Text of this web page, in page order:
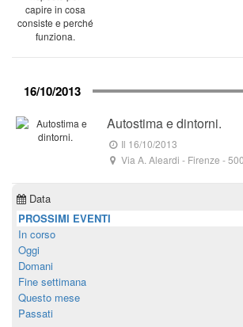
16/10/2013
Autostima e dintorni.
Il 16/10/2013
Via A. Aleardi - Firenze -
Data
PROSSIMI EVENTI
In corso
Oggi
Domani
Fine settimana
Questo mese
Passati